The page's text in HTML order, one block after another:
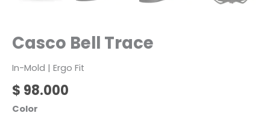
Casco Bell Trace
In-Mold | Ergo Fit
$ 98.000
Color